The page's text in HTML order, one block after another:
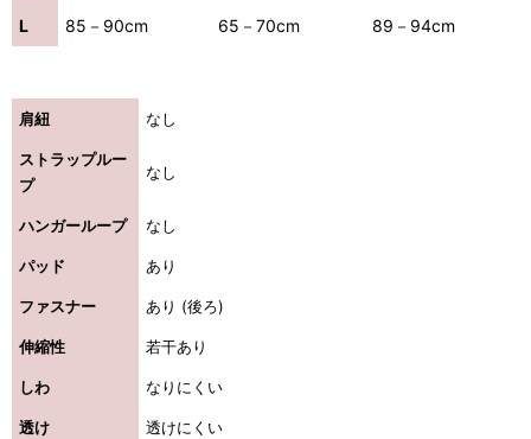
L
85－90cm 65－70cm 89－94cm
肩紐 なし
ストラップルー
プ
なし
ハンガーループ なし
パッド あり
ファスナー あり (後ろ)
伸縮性 若干あり
しわ なりにくい
透け 透けにくい